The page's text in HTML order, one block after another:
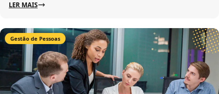
LER MAIS
Gestão de Pessoas